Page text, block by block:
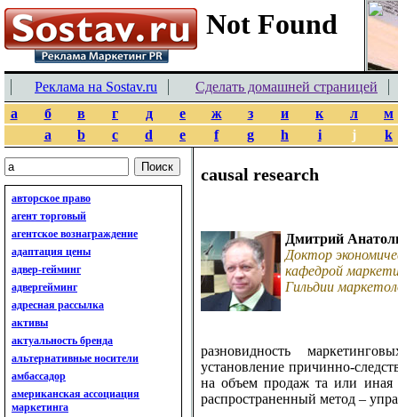
Реклама на Sostav.ru
Сделать домашней страницей
а
б в г д е ж з и к л
м
a
b c d e f g h i j k
авторское право
агент торговый
агентское вознаграждение
адаптация цены
адвер-гейминг
адвергейминг
адресная рассылка
активы
актуальность бренда
альтернативные носители
амбассадор
американская ассоциация
маркетинга
causal research
Дмитрий
Доктор
кафедрой
Гильдии
разновидность
установление причинно-
на объем продаж та или иная
распространенный метод –